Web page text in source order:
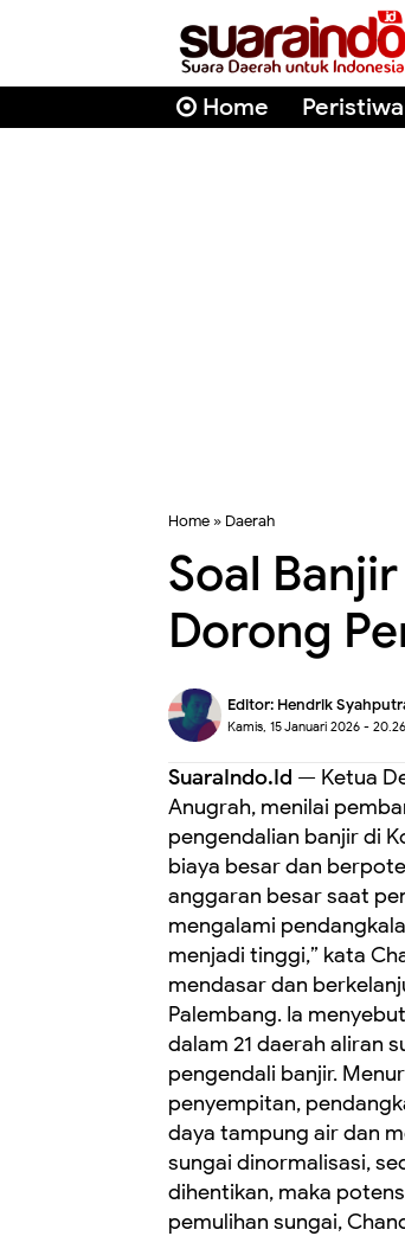
Home Peristiwa
Home » Daerah
Soal
Dorong
Editor: Hendrik
Kamis, 15 Januari 2026 - 20.26
SuaraIndo.Id — Ketua
Anugrah, menilai
pengendalian banjir di
biaya besar dan
anggaran besar saat
mengalami
menjadi tinggi,” kata
mendasar dan
Palembang. Ia
dalam 21 daerah aliran
pengendali banjir.
penyempitan,
daya tampung air dan
sungai dinormalisasi,
dihentikan, maka
pemulihan sungai,